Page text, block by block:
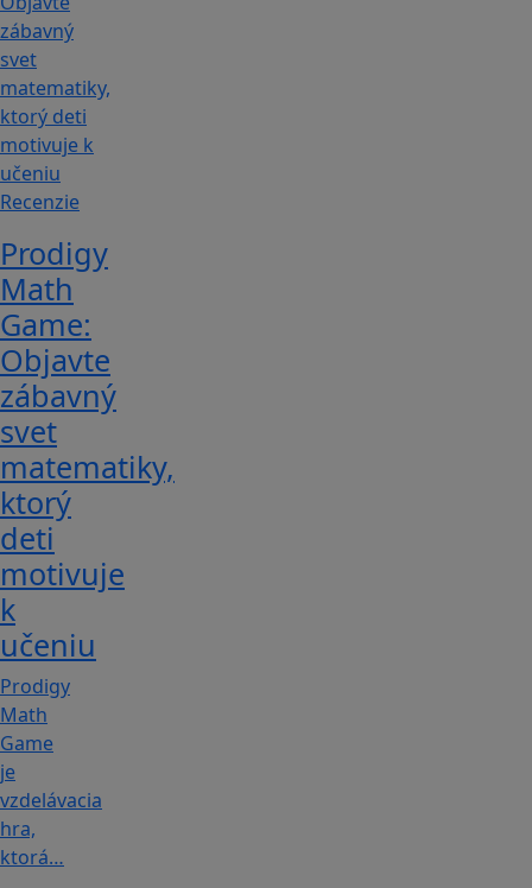
Recenzie
Prodigy
Math
Game:
Objavte
zábavný
svet
matematiky,
ktorý
deti
motivuje
k
učeniu
Prodigy
Math
Game
je
vzdelávacia
hra,
ktorá…